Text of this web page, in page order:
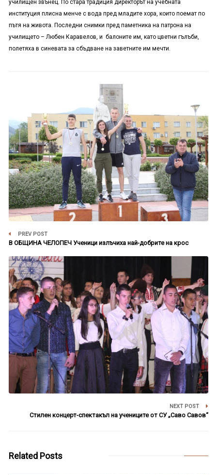
училищен звънец. По стара традиция директорът на учебната
институция плисна менче с вода пред младите хора, които поемат по
пътя на живота. Последни снимки пред паметника на патрона на
училището – Любен Каравелов, и балоните им, като цветни гълъби,
полетяха в синевата за сбъдване на заветните им мечти.
PREV POST
В ОБЩИНА ЧЕЛОПЕЧ Ученици излъчиха най-добрите на крос
NEXT POST
Стилен концерт-спектакъл на учениците от СУ „Саво Савов“
Related Posts